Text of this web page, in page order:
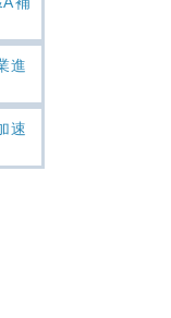
進
速